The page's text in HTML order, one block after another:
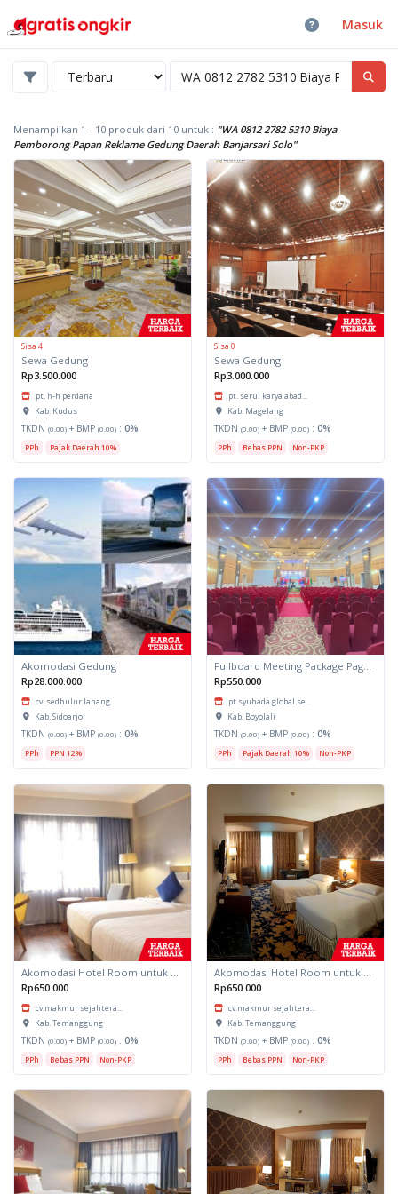
Masuk
Menampilkan 1 - 10 produk dari 10 untuk : "WA 0812 2782 5310 Biaya
Pemborong Papan Reklame Gedung Daerah Banjarsari Solo"
Sisa 4
Sewa Gedung
Rp3.500.000
pt. h-h perdana
Kab. Kudus
TKDN (0.00) + BMP (0.00) : 0%
PPh Pajak Daerah 10%
Sisa 0
Sewa Gedung
Rp3.000.000
pt. serui karya abad...
Kab. Magelang
TKDN (0.00) + BMP (0.00) : 0%
PPh Bebas PPN Non-PKP
Akomodasi Gedung
Rp28.000.000
cv. sedhulur lanang
Kab. Sidoarjo
TKDN (0.00) + BMP (0.00) : 0%
PPh PPN 12%
Fullboard Meeting Package Pagu Daerah Hotel Al Azhar Azhima
Rp550.000
pt syuhada global se...
Kab. Boyolali
TKDN (0.00) + BMP (0.00) : 0%
PPh Pajak Daerah 10% Non-PKP
Rp650.000
cv.makmur sejahtera...
Kab. Temanggung
TKDN (0.00) + BMP (0.00) : 0%
PPh Bebas PPN Non-PKP
Rp650.000
cv.makmur sejahtera...
Kab. Temanggung
TKDN (0.00) + BMP (0.00) : 0%
PPh Bebas PPN Non-PKP